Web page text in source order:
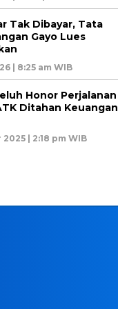
Tak Dibayar, Tata
Gayo Lues
| 8:25 am WIB
Honor Perjalanan
Ditahan Keuangan
| 2:18 pm WIB